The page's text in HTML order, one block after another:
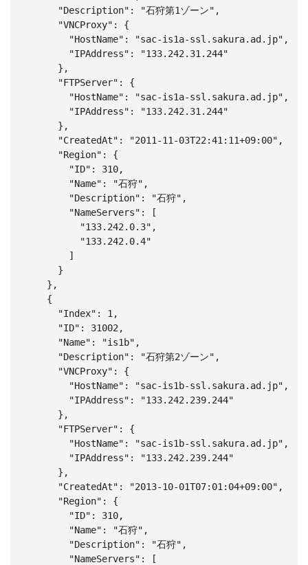
      "Description": "石狩第1ゾーン",
      "VNCProxy": {
        "HostName": "sac-is1a-ssl.sakura.ad.jp",
        "IPAddress": "133.242.31.244"
      },
      "FTPServer": {
        "HostName": "sac-is1a-ssl.sakura.ad.jp",
        "IPAddress": "133.242.31.244"
      },
      "CreatedAt": "2011-11-03T22:41:11+09:00",
      "Region": {
        "ID": 310,
        "Name": "石狩",
        "Description": "石狩",
        "NameServers": [
          "133.242.0.3",
          "133.242.0.4"
        ]
      }
    },
    {
      "Index": 1,
      "ID": 31002,
      "Name": "is1b",
      "Description": "石狩第2ゾーン",
      "VNCProxy": {
        "HostName": "sac-is1b-ssl.sakura.ad.jp",
        "IPAddress": "133.242.239.244"
      },
      "FTPServer": {
        "HostName": "sac-is1b-ssl.sakura.ad.jp",
        "IPAddress": "133.242.239.244"
      },
      "CreatedAt": "2013-10-01T07:01:04+09:00",
      "Region": {
        "ID": 310,
        "Name": "石狩",
        "Description": "石狩",
        "NameServers": [